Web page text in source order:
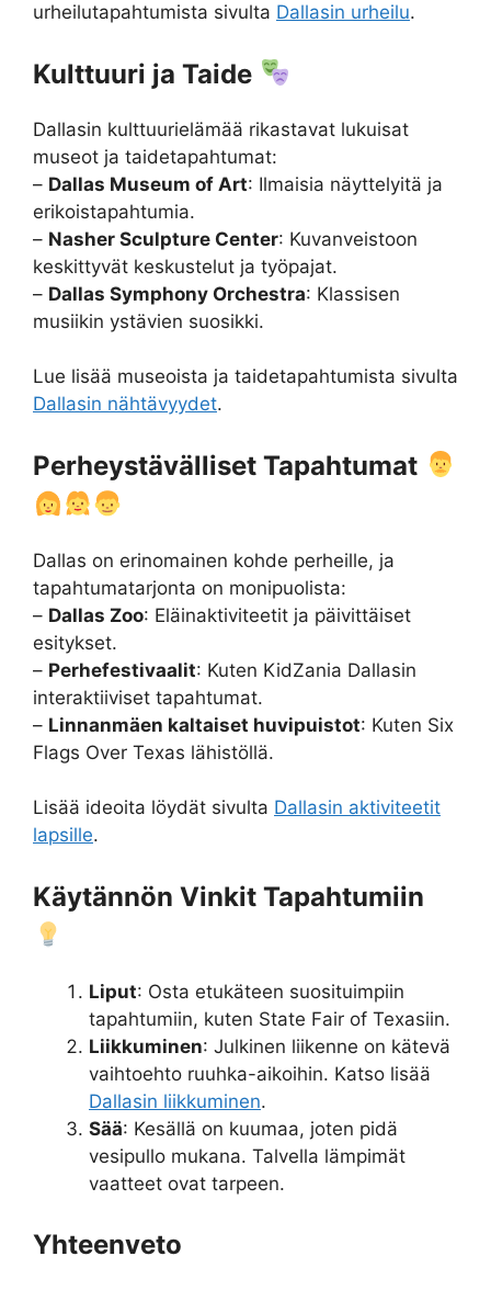
urheilutapahtumista sivulta Dallasin urheilu.
Kulttuuri ja Taide
Dallasin kulttuurielämää rikastavat lukuisat
museot ja taidetapahtumat:
– Dallas Museum of Art: Ilmaisia näyttelyitä ja
erikoistapahtumia.
– Nasher Sculpture Center: Kuvanveistoon
keskittyvät keskustelut ja työpajat.
– Dallas Symphony Orchestra: Klassisen
musiikin ystävien suosikki.
Lue lisää museoista ja taidetapahtumista sivulta
Dallasin nähtävyydet.
Perheystävälliset Tapahtumat
Dallas on erinomainen kohde perheille, ja
tapahtumatarjonta on monipuolista:
– Dallas Zoo: Eläinaktiviteetit ja päivittäiset
esitykset.
– Perhefestivaalit: Kuten KidZania Dallasin
interaktiiviset tapahtumat.
– Linnanmäen kaltaiset huvipuistot: Kuten Six
Flags Over Texas lähistöllä.
Lisää ideoita löydät sivulta Dallasin aktiviteetit
lapsille.
Käytännön Vinkit Tapahtumiin
Liput: Osta etukäteen suosituimpiin
tapahtumiin, kuten State Fair of Texasiin.
Liikkuminen: Julkinen liikenne on kätevä
vaihtoehto ruuhka-aikoihin. Katso lisää
Dallasin liikkuminen.
Sää: Kesällä on kuumaa, joten pidä
vesipullo mukana. Talvella lämpimät
vaatteet ovat tarpeen.
Yhteenveto